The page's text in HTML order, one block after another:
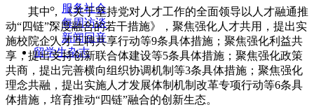
服务社会
每周访谈
新闻回音
留学生杂志
其中，《关于坚持党对人才工作的全面领导以人才融通推
动“四链”深度融合的若干措施》，聚焦强化人才共用，提出实
施校院企人才互聘共享行动等9条具体措施；聚焦强化利益共
享，提出支持创新联合体建设等5条具体措施；聚焦强化政策
共商，提出完善横向组织协调机制等3条具体措施；聚焦强化
理念共融，提出实施人才发展体制机制改革专项行动等6条具
体措施，培育推动“四链”融合的创新生态。